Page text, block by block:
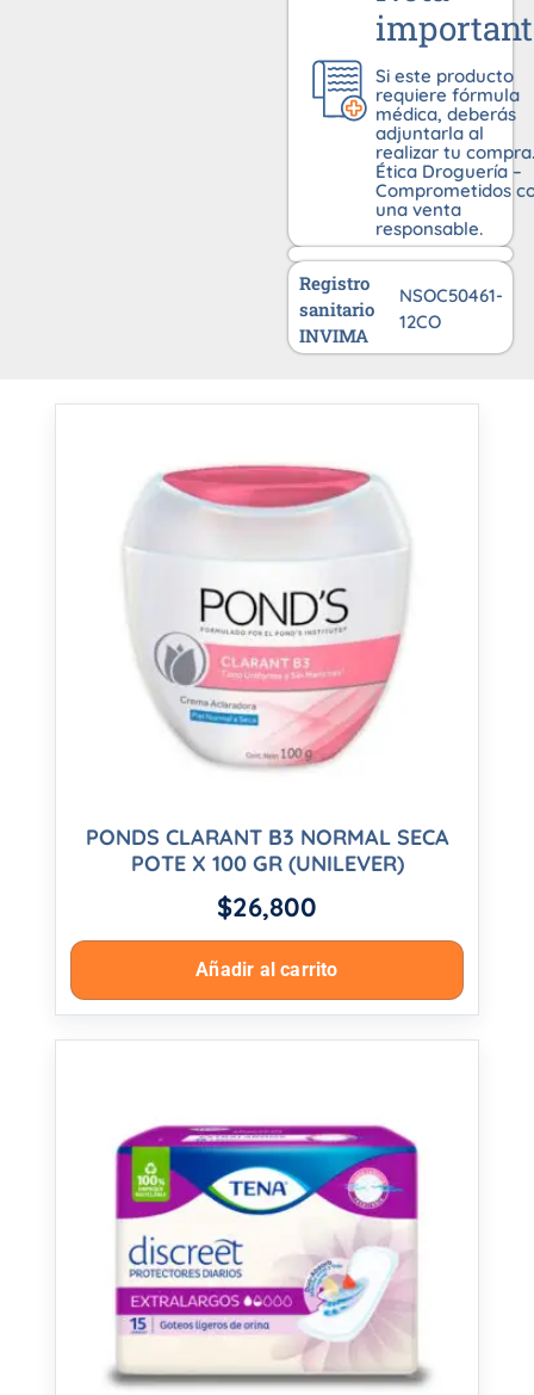
Si este producto
requiere fórmula
médica, deberás
adjuntarla al
realizar tu compra.
Ética Droguería –
Comprometidos
una venta
responsable.
Registro
sanitario
INVIMA
NSOC50461-
12CO
PONDS CLARANT B3 NORMAL SECA
POTE X 100 GR (UNILEVER)
$26,800
Añadir al carrito